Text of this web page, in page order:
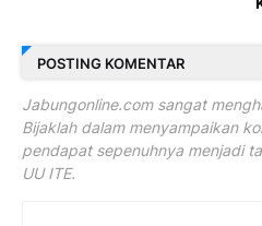
POSTING KOMENTAR
Jabungonline.com sangat
Bijaklah dalam menyampaikan
pendapat sepenuhnya menjadi
UU ITE.